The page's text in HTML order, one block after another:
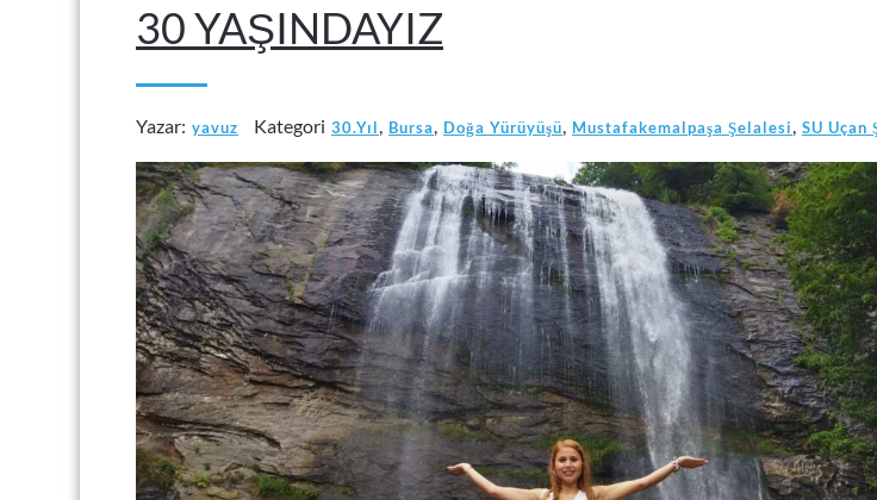
30 YAŞINDAYIZ
Yazar: yavuz Kategori 30.Yıl, Bursa, Doğa Yürüyüşü, Mustafakemalpaşa Şelalesi, SU Uçan